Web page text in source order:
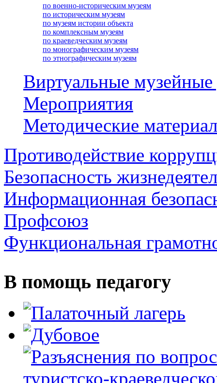
по военно-историческим музеям
по историческим музеям
по музеям истории объекта
по комплексным музеям
по краеведческим музеям
по монографическим музеям
по этнографическим музеям
Виртуальные
Мероприятия
Методические
Противодействие
Безопасность
Информационная
Профсоюз
Функциональная
В помощь педагогу